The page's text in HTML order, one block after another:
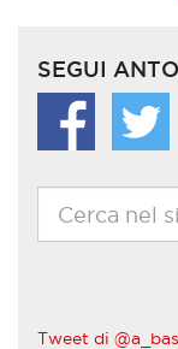
SEGUI
Tweet di